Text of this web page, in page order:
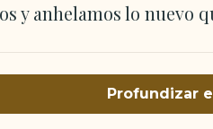
y anhelamos lo nuevo
Profundizar